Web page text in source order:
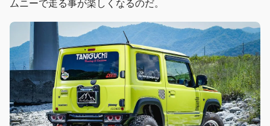
ムニーで走る事が楽しくなるのだ。